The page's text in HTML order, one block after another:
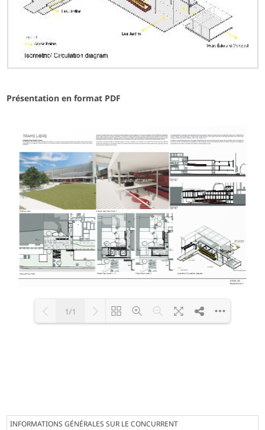
Présentation en format PDF
1/1
INFORMATIONS GÉNÉRALES SUR LE CONCURRENT